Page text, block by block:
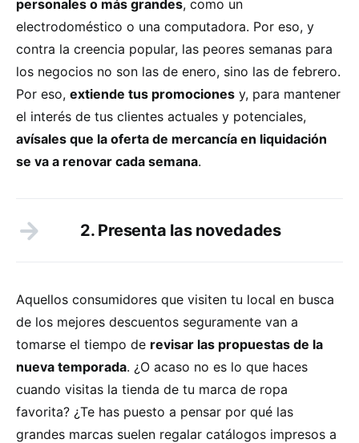
personales o más grandes, como un
electrodoméstico o una computadora. Por eso, y
contra la creencia popular, las peores semanas para
los negocios no son las de enero, sino las de febrero.
Por eso, extiende tus promociones y, para mantener
el interés de tus clientes actuales y potenciales,
avísales que la oferta de mercancía en liquidación
se va a renovar cada semana.
2. Presenta las novedades
Aquellos consumidores que visiten tu local en busca
de los mejores descuentos seguramente van a
tomarse el tiempo de revisar las propuestas de la
nueva temporada. ¿O acaso no es lo que haces
cuando visitas la tienda de tu marca de ropa
favorita? ¿Te has puesto a pensar por qué las
grandes marcas suelen regalar catálogos impresos a